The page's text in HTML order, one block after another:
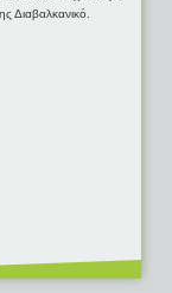
Διαβαλκανικό.